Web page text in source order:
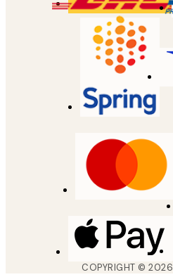
COPYRIGHT ©2026